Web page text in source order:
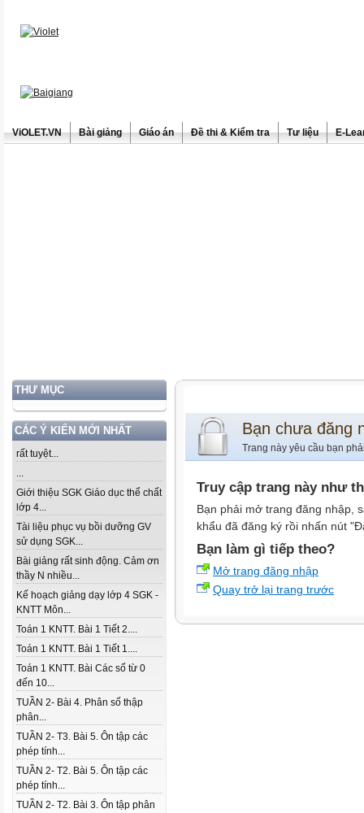
ViOLET.VN Bài giảng Giáo án Đề thi & Kiểm tra Tư liệu E-
THƯ MỤC
CÁC Ý KIẾN MỚI NHẤT
rất tuyệt...
...
Giới thiệu SGK Giáo dục thể chất
lớp 4...
Tài liệu phục vụ bồi dưỡng GV
sử dụng SGK...
Bài giảng rất sinh động. Cảm ơn
thầy N nhiều...
Kế hoạch giảng dạy lớp 4 SGK -
KNTT Môn...
Toán 1 KNTT. Bài 1 Tiết 2....
Toán 1 KNTT. Bài 1 Tiết 1....
Toán 1 KNTT. Bài Các số từ 0
đến 10...
TUẦN 2- Bài 4. Phân số thập
phân...
TUẦN 2- T3. Bài 5. Ôn tập các
phép tính...
TUẦN 2- T2. Bài 5. Ôn tập các
phép tính...
TUẦN 2- T2. Bài 3. Ôn tập phân
Bạn chưa đăng
Trang này yêu cầu bạn
Truy cập trang này như
Bạn phải mở trang đăng nhập,
khẩu đã đăng ký rồi nhấn nút
Bạn làm gì tiếp theo?
Mở trang đăng nhập
Quay trở lại trang trước